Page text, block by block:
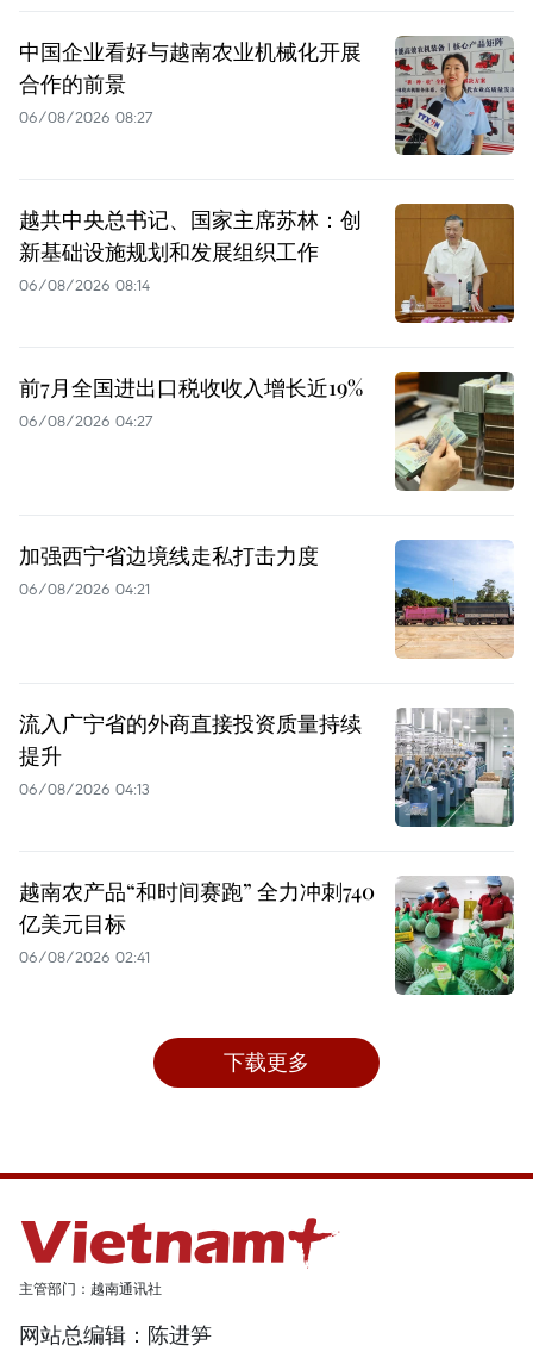
中国企业看好与越南农业机械化开展
合作的前景
06/08/2026 08:27
越共中央总书记、国家主席苏林：创
新基础设施规划和发展组织工作
06/08/2026 08:14
前7月全国进出口税收收入增长近19%
06/08/2026 04:27
加强西宁省边境线走私打击力度
06/08/2026 04:21
流入广宁省的外商直接投资质量持续
提升
06/08/2026 04:13
越南农产品“和时间赛跑” 全力冲刺740
亿美元目标
06/08/2026 02:41
下载更多
主管部门：越南通讯社
网站总编辑：陈进笋